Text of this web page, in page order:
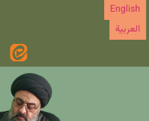
پرش
محتوا
English
العربیة